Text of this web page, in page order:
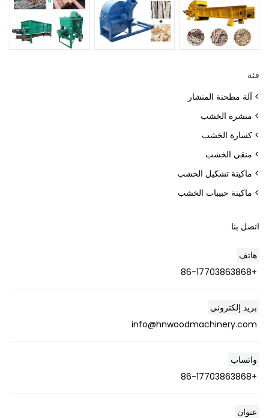
فئة
> آلة مطحنة المنشار
> منشرة الخشب
> كسارة الخشب
> منقي الخشب
> ماكينة تشكيل الخشب
> ماكينة حبيبات الخشب
اتصل بنا
هاتف
+86-17703863868
بريد إلكتروني
info@hnwoodmachinery.com
واتساب
+86-17703863868
عنوان
Whatsapp
Email